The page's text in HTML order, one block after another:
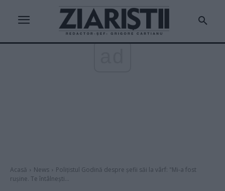
Acasă News
Polițistul Godină despre șefii săi la vârf: "Mi-a fost
ruşine. Te întâlneşti...